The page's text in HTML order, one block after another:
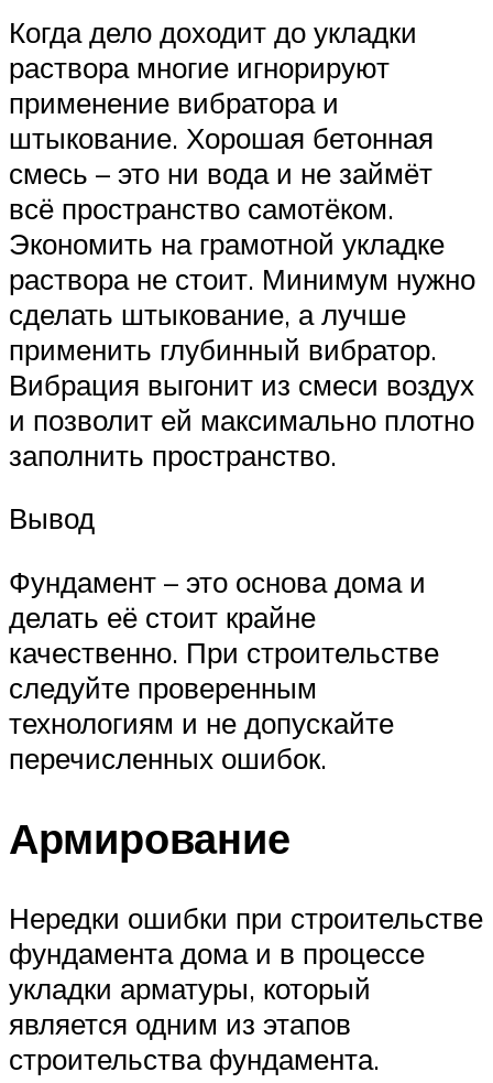
Когда дело доходит до укладки
раствора многие игнорируют
применение вибратора и
штыкование. Хорошая бетонная
смесь – это ни вода и не займёт
всё пространство самотёком.
Экономить на грамотной укладке
раствора не стоит. Минимум нужно
сделать штыкование, а лучше
применить глубинный вибратор.
Вибрация выгонит из смеси воздух
и позволит ей максимально плотно
заполнить пространство.
Вывод
Фундамент – это основа дома и
делать её стоит крайне
качественно. При строительстве
следуйте проверенным
технологиям и не допускайте
перечисленных ошибок.
Армирование
Нередки ошибки при строительстве
фундамента дома и в процессе
укладки арматуры, который
является одним из этапов
строительства фундамента.